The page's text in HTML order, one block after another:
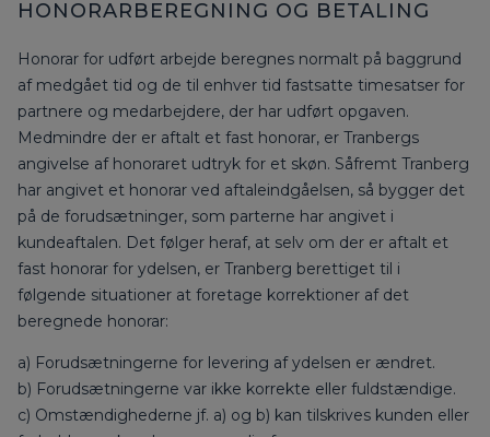
HONORARBEREGNING OG BETALING
Honorar for udført arbejde beregnes normalt på baggrund
af medgået tid og de til enhver tid fastsatte timesatser for
partnere og medarbejdere, der har udført opgaven.
Medmindre der er aftalt et fast honorar, er Tranbergs
angivelse af honoraret udtryk for et skøn. Såfremt Tranberg
har angivet et honorar ved aftaleindgåelsen, så bygger det
på de forudsætninger, som parterne har angivet i
kundeaftalen. Det følger heraf, at selv om der er aftalt et
fast honorar for ydelsen, er Tranberg berettiget til i
følgende situationer at foretage korrektioner af det
beregnede honorar:
a) Forudsætningerne for levering af ydelsen er ændret.
b) Forudsætningerne var ikke korrekte eller fuldstændige.
c) Omstændighederne jf. a) og b) kan tilskrives kunden eller